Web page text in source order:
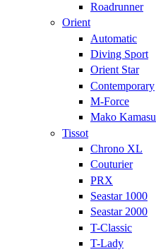
Roadrunner
Orient
Automatic
Diving Sport
Orient Star
Contemporary
M-Force
Mako Kamasu
Tissot
Chrono XL
Couturier
PRX
Seastar 1000
Seastar 2000
T-Classic
T-Lady